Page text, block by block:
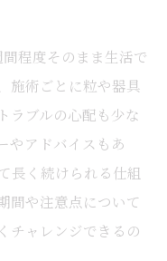
程度そのまま生活で
施術ごとに粒や器具
ラブルの心配も少な
やアドバイスもあ
長く続けられる仕組
間や注意点について
チャレンジできるの